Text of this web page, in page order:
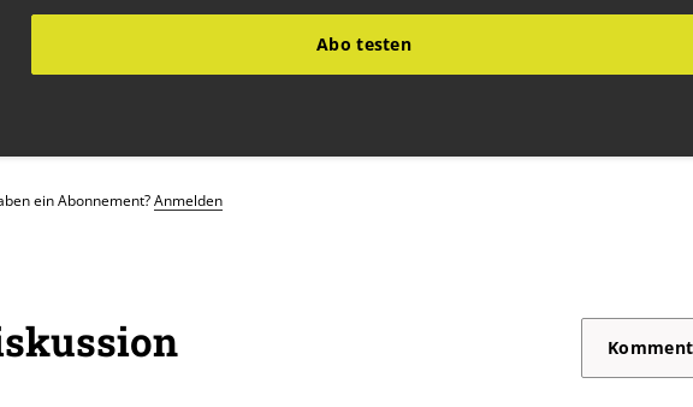
Abo testen
ein Abonnement?Anmelden